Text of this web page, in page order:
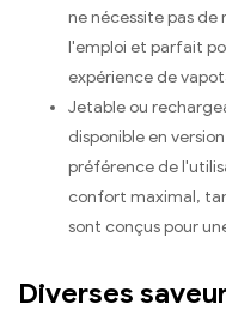
ne nécessite pas de
l'emploi et parfait
expérience de
Jetable ou
disponible en
préférence de
confort maximal,
sont conçus pour
Diverses